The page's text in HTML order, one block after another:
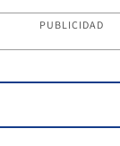
PUBLICIDAD